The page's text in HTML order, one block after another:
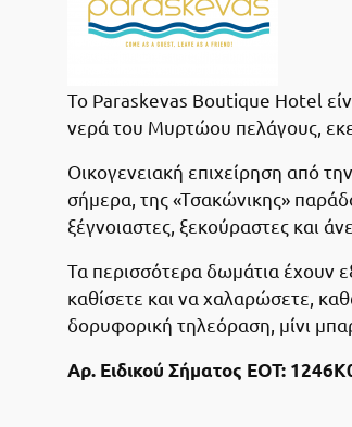
Το Paraskevas Boutique Hotel
νερά του Μυρτώου πελάγους,
Οικογενειακή επιχείρηση από
σήμερα, της «Τσακώνικης»
ξέγνοιαστες, ξεκούραστες και
Τα περισσότερα δωμάτια έχουν
καθίσετε και να χαλαρώσετε,
δορυφορική τηλεόραση, μίνι
Αρ. Ειδικού Σήματος ΕΟΤ: